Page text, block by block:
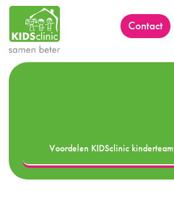
Skip
content
contact
Voordelen KIDSclinic kinderteam